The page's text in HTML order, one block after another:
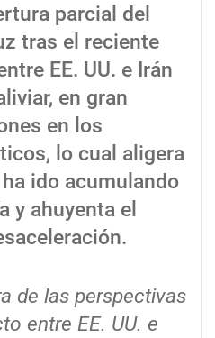
parcial del
tras el reciente
EE. UU. e Irán
en gran
en los
lo cual aligera
ido acumulando
y ahuyenta el
de las perspectivas
entre EE. UU. e